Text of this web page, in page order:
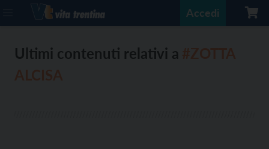
Accedi
Ultimi contenuti relativi a